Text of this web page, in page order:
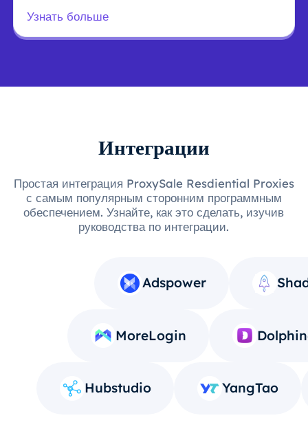
Узнать больше
Интеграции
Простая интеграция ProxySale Resdiential Proxies
с самым популярным сторонним программным
обеспечением. Узнайте, как это сделать, изучив
руководства по интеграции.
Adspower
MoreLogin
Hubstudio YangTao